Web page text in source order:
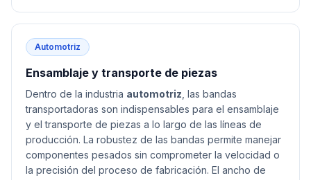
Automotriz
Ensamblaje y transporte de piezas
Dentro de la industria automotriz , las bandas
transportadoras son indispensables para el ensamblaje
y el transporte de piezas a lo largo de las líneas de
producción. La robustez de las bandas permite manejar
componentes pesados sin comprometer la velocidad o
la precisión del proceso de fabricación. El ancho de